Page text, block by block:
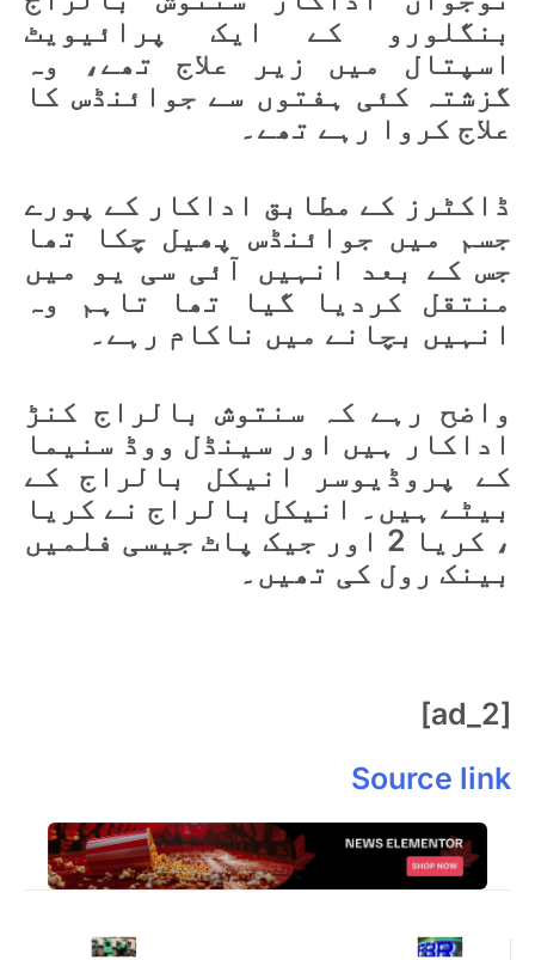
بنگلورو کے ایک پرائیویٹ
اسپتال میں زیر علاج تھے، وہ
گزشتہ کئی ہفتوں سے جوائنڈس کا
علاج کروا رہے تھے۔
ڈاکٹرز کے مطابق اداکار کے پورے
جسم میں جوائنڈس پھیل چکا تھا
جس کے بعد انہیں آئی سی یو میں
منتقل کردیا گیا تھا تاہم وہ
انہیں بچانے میں ناکام رہے۔
واضح رہے کہ سنتوش بالراج کنڑ
اداکار ہیں اور سینڈل ووڈ سنیما
کے پروڈیوسر انیکل بالراج کے
بیٹے ہیں۔ انیکل بالراج نے کریا
، کریا 2 اور جیک پاٹ جیسی فلمیں
بینک رول کی تھیں۔
[ad_2]
Source link